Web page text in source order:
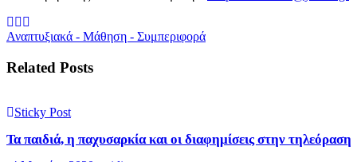
Αναπτυξιακά - Μάθηση - Συμπεριφορά
Related Posts
Sticky Post
Τα παιδιά, η παχυσαρκία και οι διαφημίσεις στην τηλεόραση